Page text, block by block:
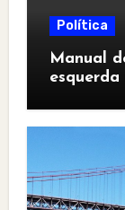
Política
Manual
esquerda